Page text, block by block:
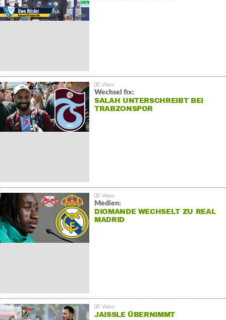
Wechsel fix:
SALAH UNTERSCHREIBT BEI
TRABZONSPOR
Medien:
DIOMANDE WECHSELT ZU REAL
MADRID
JAISSLE ÜBERNIMMT